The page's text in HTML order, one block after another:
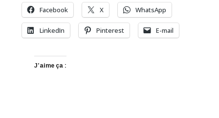
Facebook X WhatsApp
LinkedIn Pinterest E-mail
J’aime ça :